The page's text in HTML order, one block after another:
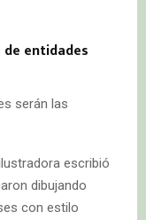
entidades
serán las
ilustradora escribió
dibujando
con estilo